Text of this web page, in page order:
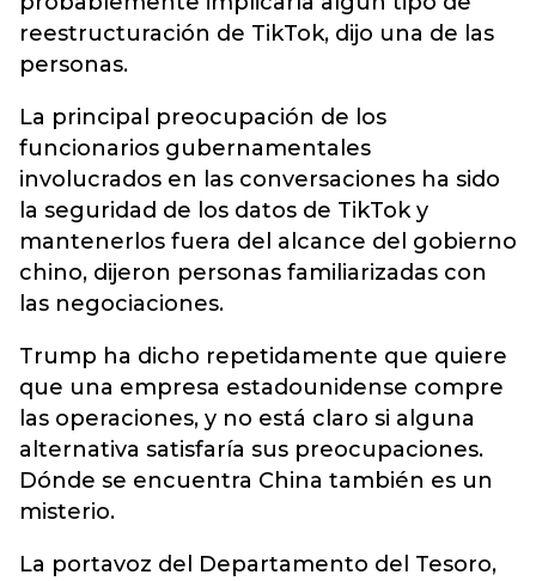
reestructuración de TikTok, dijo una de las
personas.
La principal preocupación de los
funcionarios gubernamentales
involucrados en las conversaciones ha sido
la seguridad de los datos de TikTok y
mantenerlos fuera del alcance del gobierno
chino, dijeron personas familiarizadas con
las negociaciones.
Trump ha dicho repetidamente que quiere
que una empresa estadounidense compre
las operaciones, y no está claro si alguna
alternativa satisfaría sus preocupaciones.
Dónde se encuentra China también es un
misterio.
La portavoz del Departamento del Tesoro,